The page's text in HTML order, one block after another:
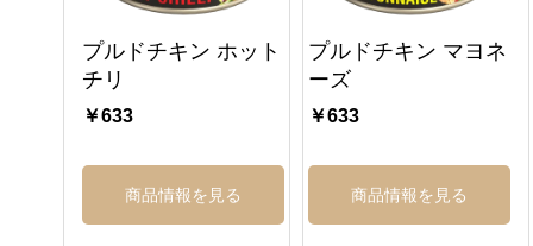
プルドチキン ホット
チリ
￥633
商品情報を見る
プルドチキン マヨネ
ーズ
￥633
商品情報を見る